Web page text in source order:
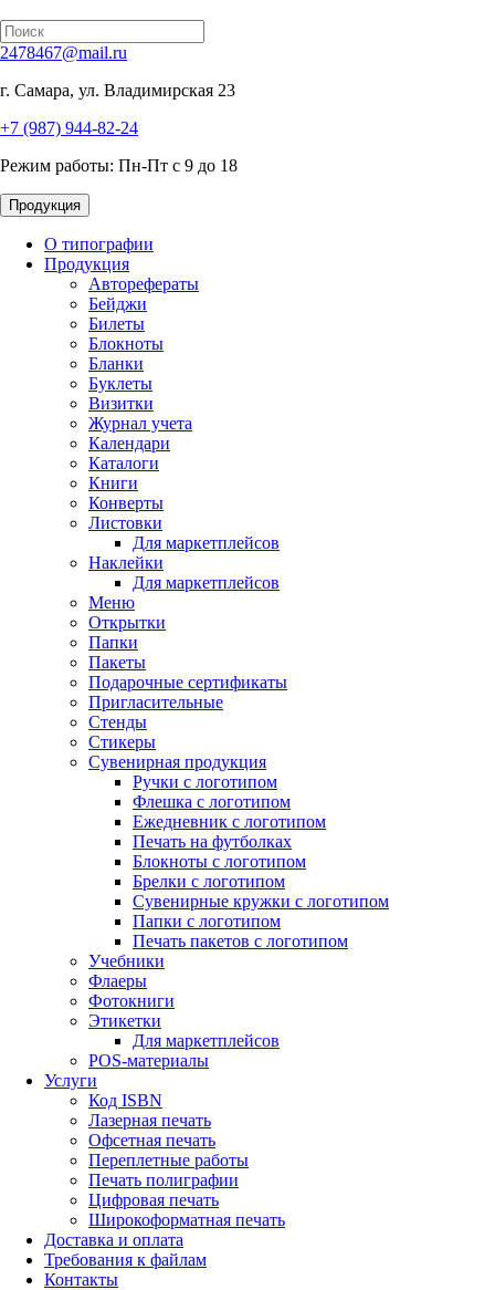
2478467@mail.ru
г. Самара, ул. Владимирская 23
+7 (987) 944-82-24
Режим работы: Пн-Пт с 9 до 18
Продукция
О типографии
Продукция
Авторефераты
Бейджи
Билеты
Блокноты
Бланки
Буклеты
Визитки
Журнал учета
Календари
Каталоги
Книги
Конверты
Листовки
Для маркетплейсов
Наклейки
Для маркетплейсов
Меню
Открытки
Папки
Пакеты
Подарочные сертификаты
Пригласительные
Стенды
Стикеры
Сувенирная продукция
Ручки с логотипом
Флешка с логотипом
Ежедневник с логотипом
Печать на футболках
Блокноты с логотипом
Брелки с логотипом
Сувенирные кружки с логотипом
Папки с логотипом
Печать пакетов с логотипом
Учебники
Флаеры
Фотокниги
Этикетки
Для маркетплейсов
POS-материалы
Услуги
Код ISBN
Лазерная печать
Офсетная печать
Переплетные работы
Печать полиграфии
Цифровая печать
Широкоформатная печать
Доставка и оплата
Требования к файлам
Контакты